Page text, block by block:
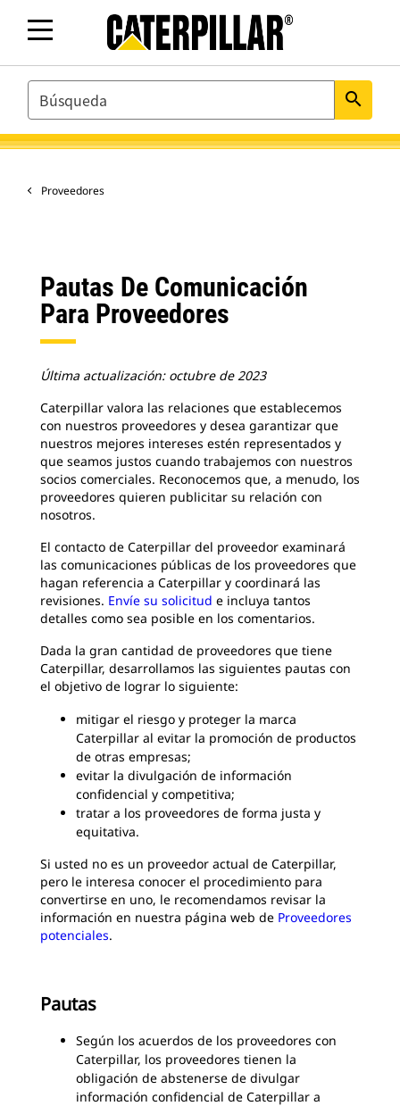
SEARCH search
Proveedores
Pautas De Comunicación
Para Proveedores
Última actualización: octubre de 2023
Caterpillar valora las relaciones que establecemos
con nuestros proveedores y desea garantizar que
nuestros mejores intereses estén representados y
que seamos justos cuando trabajemos con nuestros
socios comerciales. Reconocemos que, a menudo, los
proveedores quieren publicitar su relación con
nosotros.
El contacto de Caterpillar del proveedor examinará
las comunicaciones públicas de los proveedores que
hagan referencia a Caterpillar y coordinará las
revisiones. Envíe su solicitud e incluya tantos
detalles como sea posible en los comentarios.
Dada la gran cantidad de proveedores que tiene
Caterpillar, desarrollamos las siguientes pautas con
el objetivo de lograr lo siguiente:
mitigar el riesgo y proteger la marca
Caterpillar al evitar la promoción de productos
de otras empresas;
evitar la divulgación de información
confidencial y competitiva;
tratar a los proveedores de forma justa y
equitativa.
Si usted no es un proveedor actual de Caterpillar,
pero le interesa conocer el procedimiento para
convertirse en uno, le recomendamos revisar la
información en nuestra página web de Proveedores
potenciales.
Pautas
Según los acuerdos de los proveedores con
Caterpillar, los proveedores tienen la
obligación de abstenerse de divulgar
información confidencial de Caterpillar a